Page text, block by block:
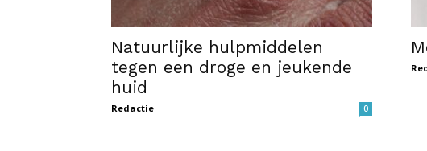
Natuurlijke hulpmiddelen
tegen een droge en jeukende
huid
Redactie 0